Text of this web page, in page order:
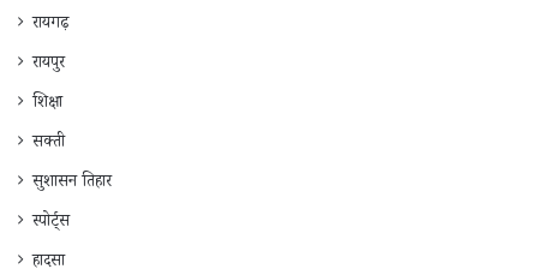
रायगढ़
रायपुर
शिक्षा
सक्ती
सुशासन तिहार
स्पोर्ट्स
हादसा